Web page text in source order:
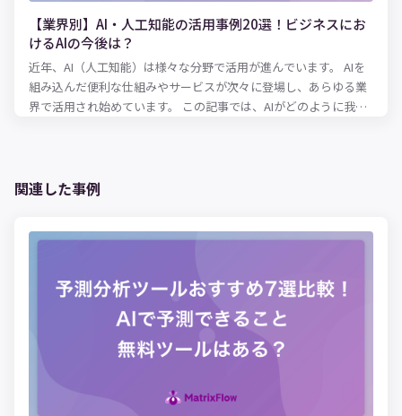
【業界別】AI・人工知能の活用事例20選！ビジネスにお
けるAIの今後は？
近年、AI（人工知能）は様々な分野で活用が進んでいます。 AIを
組み込んだ便利な仕組みやサービスが次々に登場し、あらゆる業
界で活用され始めています。 この記事では、AIがどのように我々
関連した事例